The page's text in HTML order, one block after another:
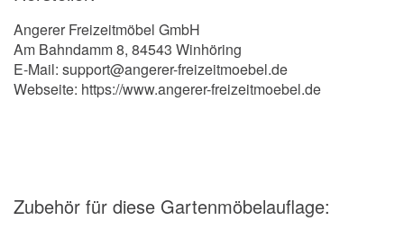
Angerer Freizeitmöbel GmbH
Am Bahndamm 8, 84543 Winhöring
E-Mail: support@angerer-freizeitmoebel.de
Webseite: https://www.angerer-freizeitmoebel.de
Zubehör für diese Gartenmöbelauflage: